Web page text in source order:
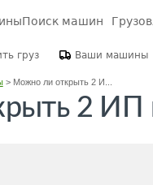
Поиск машин
груз Ваши машины
> Можно ли открыть 2 И...
2 ИП